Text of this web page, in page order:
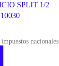
SPLIT 1/2
nacionales